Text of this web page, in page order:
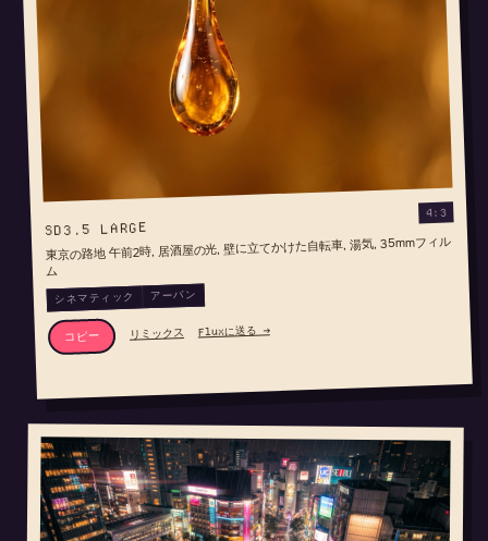
SD3.5 LARGE
4:3
東京の路地 午前2時, 居酒屋の光, 壁に立てかけた自転車, 湯気, 35mmフィル
ム
シネマティック アーバン
コピー リミックス Fluxに送る →